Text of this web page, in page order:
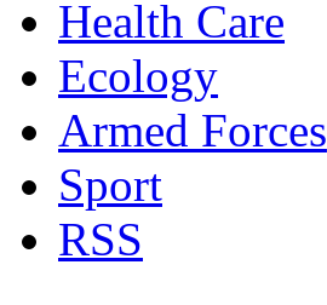
Health Care
Ecology
Armed Forces
Sport
RSS